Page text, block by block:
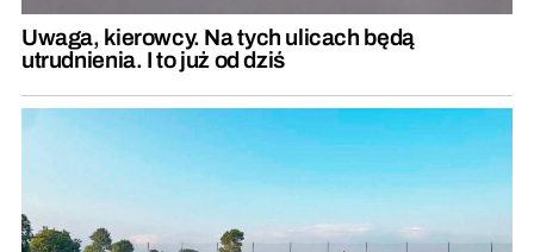
Uwaga, kierowcy. Na tych ulicach będą
utrudnienia. I to już od dziś